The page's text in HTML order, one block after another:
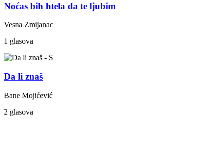
Noćas bih htela da te ljubim
Vesna Zmijanac
1 glasova
Da li znaš
Bane Mojićević
2 glasova